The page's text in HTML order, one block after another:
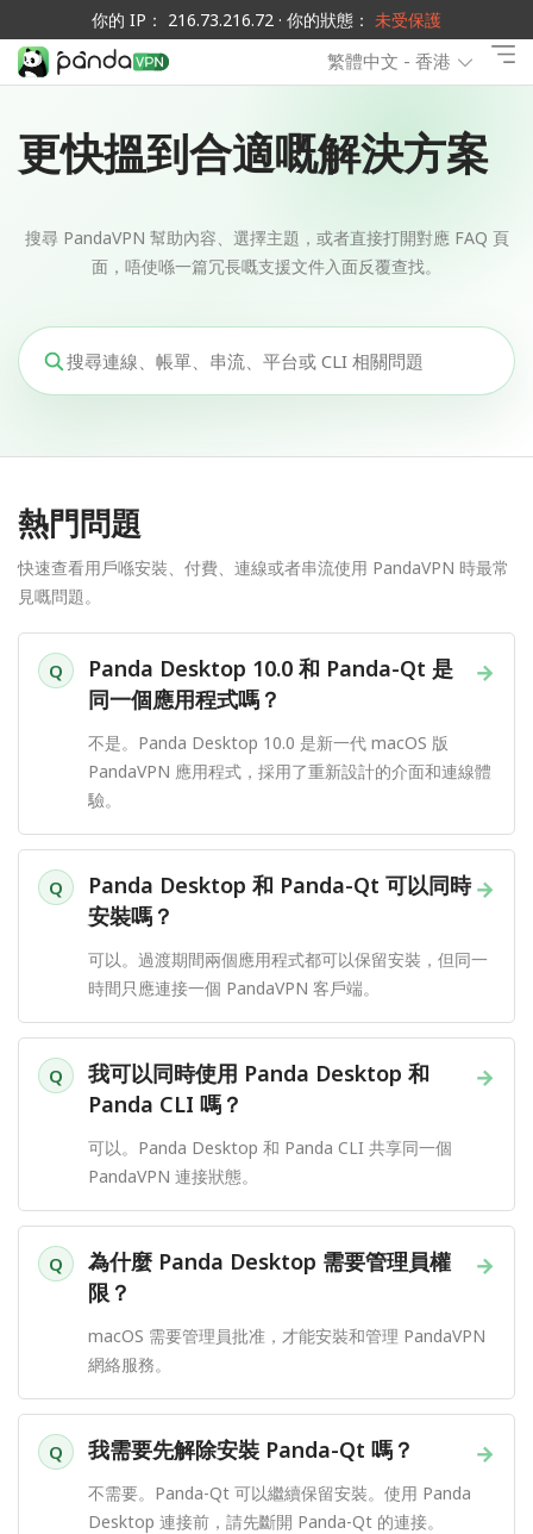
你的 IP： 216.73.216.72 · 你的狀態： 未受保護
繁體中文 - 香港
更快搵到合適嘅解決方案
搜尋 PandaVPN 幫助內容、選擇主題，或者直接打開對應 FAQ 頁
面，唔使喺一篇冗長嘅支援文件入面反覆查找。
熱門問題
快速查看用戶喺安裝、付費、連線或者串流使用 PandaVPN 時最常
見嘅問題。
Q →
Panda Desktop 10.0 和 Panda-Qt 是
同一個應用程式嗎？
不是。Panda Desktop 10.0 是新一代 macOS 版
PandaVPN 應用程式，採用了重新設計的介面和連線體
驗。
Q →
Panda Desktop 和 Panda-Qt 可以同時
安裝嗎？
可以。過渡期間兩個應用程式都可以保留安裝，但同一
時間只應連接一個 PandaVPN 客戶端。
Q →
我可以同時使用 Panda Desktop 和
Panda CLI 嗎？
可以。Panda Desktop 和 Panda CLI 共享同一個
PandaVPN 連接狀態。
Q →
為什麼 Panda Desktop 需要管理員權
限？
macOS 需要管理員批准，才能安裝和管理 PandaVPN
網絡服務。
Q →
我需要先解除安裝 Panda-Qt 嗎？
不需要。Panda-Qt 可以繼續保留安裝。使用 Panda
Desktop 連接前，請先斷開 Panda-Qt 的連接。